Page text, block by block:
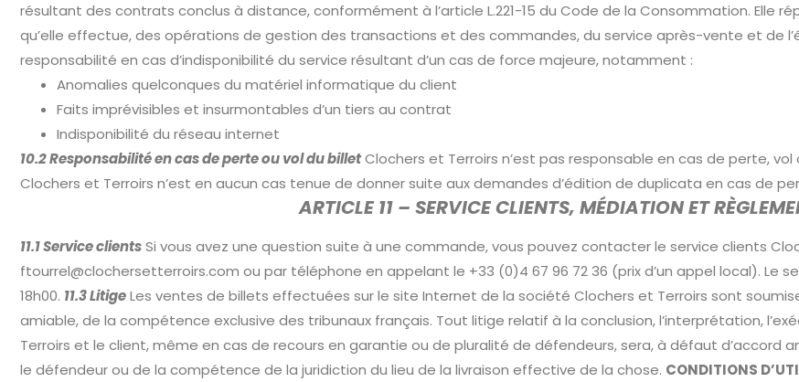
résultant des contrats conclus à distance, conformément à l’article L.221-15 du Code de la Consommation.
qu’elle effectue, des opérations de gestion des transactions et des commandes, du service après-vente et de
responsabilité en cas d’indisponibilité du service résultant d’un cas de force majeure, notamment :
Anomalies quelconques du matériel informatique du client
Faits imprévisibles et insurmontables d’un tiers au contrat
Indisponibilité du réseau internet
10.2 Responsabilité en cas de perte ou vol du billetClochers et Terroirs n’est pas responsable en cas de perte,
Clochers et Terroirs n’est en aucun cas tenue de donner suite aux demandes d’édition de duplicata en cas de
ARTICLE 11 – SERVICE CLIENTS, MÉDIATION ET
11.1 Service clientsSi vous avez une question suite à une commande, vous pouvez contacter le service clients
ftourrel@clochersetterroirs.com ou par téléphone en appelant le +33 (0)4 67 96 72 36 (prix d’un appel local). Le
18h00. 11.3 LitigeLes ventes de billets effectuées sur le site Internet de la société Clochers et Terroirs sont
amiable, de la compétence exclusive des tribunaux français. Tout litige relatif à la conclusion, l’interprétation,
Terroirs et le client, même en cas de recours en garantie ou de pluralité de défendeurs, sera, à défaut d’accord
le défendeur ou de la compétence de la juridiction du lieu de la livraison effective de la chose. CONDITIONS